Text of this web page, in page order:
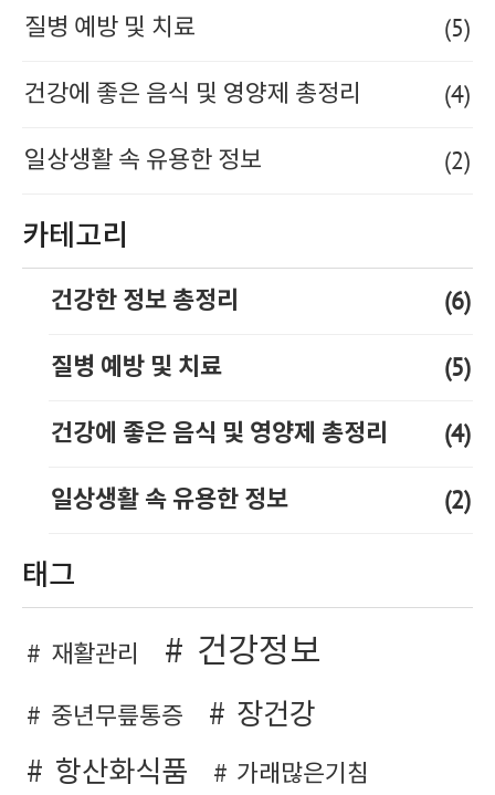
질병 예방 및 치료 (5)
건강에 좋은 음식 및 영양제 총정리 (4)
일상생활 속 유용한 정보 (2)
카테고리
건강한 정보 총정리 (6)
질병 예방 및 치료 (5)
건강에 좋은 음식 및 영양제 총정리 (4)
일상생활 속 유용한 정보 (2)
태그
재활관리 건강정보
중년무릎통증
장건강
항산화식품
가래많은기침